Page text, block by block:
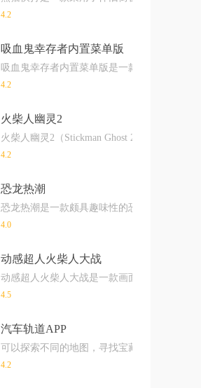
4.2
吸血鬼幸存者内置菜单版
吸血鬼幸存者内置菜单版是一款充满刺激与
4.2
火柴人幽灵2
火柴人幽灵2（Stickman Ghost 2）是一款火
4.2
恐龙热潮
恐龙热潮是一款颇具趣味性的恐龙战斗游戏
4.0
动感超人火柴人大战
动感超人火柴人大战是一款画面玩法非常刺
4.5
汽车轨道APP
可以探索不同的地图，寻找宝藏和宝石。游
4.2